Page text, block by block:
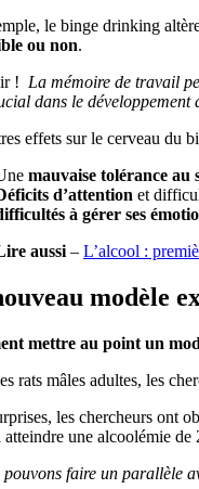
le binge drinking
ou non.
! La mémoire de travail
dans le développement
effets sur le cerveau du
mauvaise tolérance au
d’attention et
à gérer ses
aussi– L’alcool :
modèle
mettre au point un
rats mâles adultes, les
les chercheurs ont
atteindre une alcoolémie de
faire un parallèle